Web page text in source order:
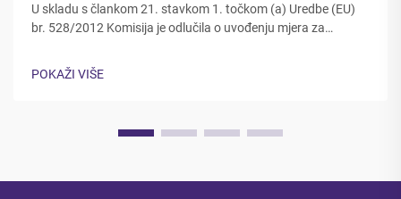
U skladu s člankom 21. stavkom 1. točkom (a) Uredbe (EU)
br. 528/2012 Komisija je odlučila o uvođenju mjera za
točkom (a) Uredbe (EU) br. 528/2012. Dugovječnost i
POKAŽI VIŠE